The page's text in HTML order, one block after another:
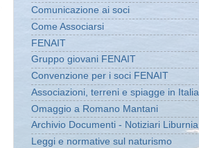
Comunicazione ai soci
Come Associarsi
FENAIT
Gruppo giovani FENAIT
Convenzione per i soci FENAIT
Associazioni, terreni e spiagge in Italia
Omaggio a Romano Mantani
Archivio Documenti - Notiziari Liburnia
Leggi e normative sul naturismo